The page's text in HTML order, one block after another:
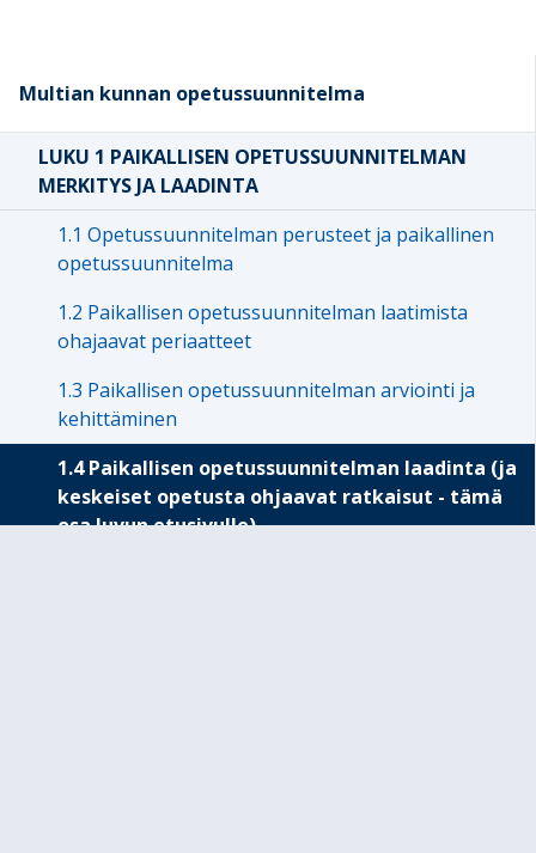
Multian kunnan opetussuunnitelma
LUKU 1 PAIKALLISEN OPETUSSUUNNITELMAN
MERKITYS JA LAADINTA
1.1 Opetussuunnitelman perusteet ja paikallinen
opetussuunnitelma
1.2 Paikallisen opetussuunnitelman laatimista
ohajaavat periaatteet
1.3 Paikallisen opetussuunnitelman arviointi ja
kehittäminen
1.4 Paikallisen opetussuunnitelman laadinta (ja
keskeiset opetusta ohjaavat ratkaisut - tämä
osa luvun etusivulle)